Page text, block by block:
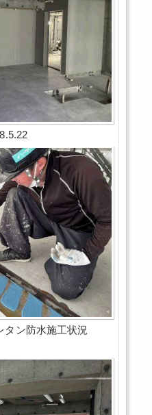
タン防水施工状況